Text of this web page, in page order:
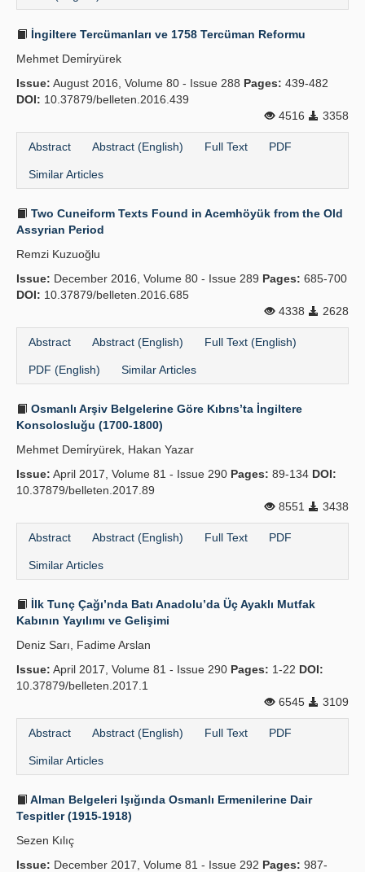
İngiltere Tercümanları ve 1758 Tercüman Reformu
Mehmet Demi̇ryürek
Issue: August 2016, Volume 80 - Issue 288 Pages: 439-482
DOI: 10.37879/belleten.2016.439
4516
3358
Abstract Abstract (English) Full Text PDF
Similar Articles
Two Cuneiform Texts Found in Acemhöyük from the Old
Assyrian Period
Remzi Kuzuoğlu
Issue: December 2016, Volume 80 - Issue 289 Pages: 685-700
DOI: 10.37879/belleten.2016.685
4338
2628
Abstract Abstract (English) Full Text (English)
PDF (English) Similar Articles
Osmanlı Arşiv Belgelerine Göre Kıbrıs’ta İngiltere
Konsolosluğu (1700-1800)
Mehmet Demi̇ryürek, Hakan Yazar
Issue: April 2017, Volume 81 - Issue 290 Pages: 89-134 DOI:
10.37879/belleten.2017.89
8551
3438
Abstract Abstract (English) Full Text PDF
Similar Articles
İlk Tunç Çağı’nda Batı Anadolu’da Üç Ayaklı Mutfak
Kabının Yayılımı ve Gelişimi
Deniz Sarı, Fadime Arslan
Issue: April 2017, Volume 81 - Issue 290 Pages: 1-22 DOI:
10.37879/belleten.2017.1
6545
3109
Abstract Abstract (English) Full Text PDF
Similar Articles
Alman Belgeleri Işığında Osmanlı Ermenilerine Dair
Tespitler (1915-1918)
Sezen Kılıç
Issue: December 2017, Volume 81 - Issue 292 Pages: 987-